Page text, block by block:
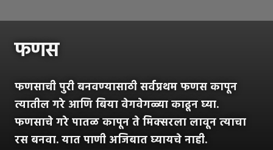
फणस
फणसाची पुरी बनवण्यासाठी सर्वप्रथम फणस कापून
त्यातील गरे आणि बिया वेगवेगळ्या काढून घ्या.
फणसाचे गरे पातळ कापून ते मिक्सरला लावून त्याचा
रस बनवा. यात पाणी अजिबात घ्यायचे नाही.